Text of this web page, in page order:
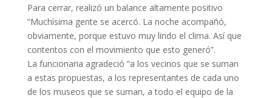
Para cerrar, realizó un balance altamente positivo
“Muchísima gente se acercó. La noche acompañó,
obviamente, porque estuvo muy lindo el clima. Así que
contentos con el movimiento que esto generó”.
La funcionaria agradeció “a los vecinos que se suman
a estas propuestas, a los representantes de cada uno
de los museos que se suman, a todo el equipo de la